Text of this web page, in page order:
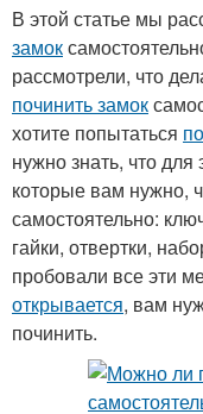
В этой статье мы
замок
рассмотрели, что
починить замок
хотите попытаться
нужно знать, что
которые вам нужно,
самостоятельно:
гайки, отвертки,
пробовали все эти
открывается, вам
починить.